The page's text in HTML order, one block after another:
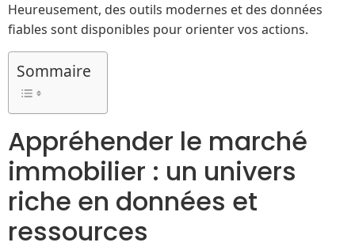
Heureusement, des outils modernes et des données
fiables sont disponibles pour orienter vos actions.
Sommaire
Appréhender le marché
immobilier : un univers
riche en données et
ressources